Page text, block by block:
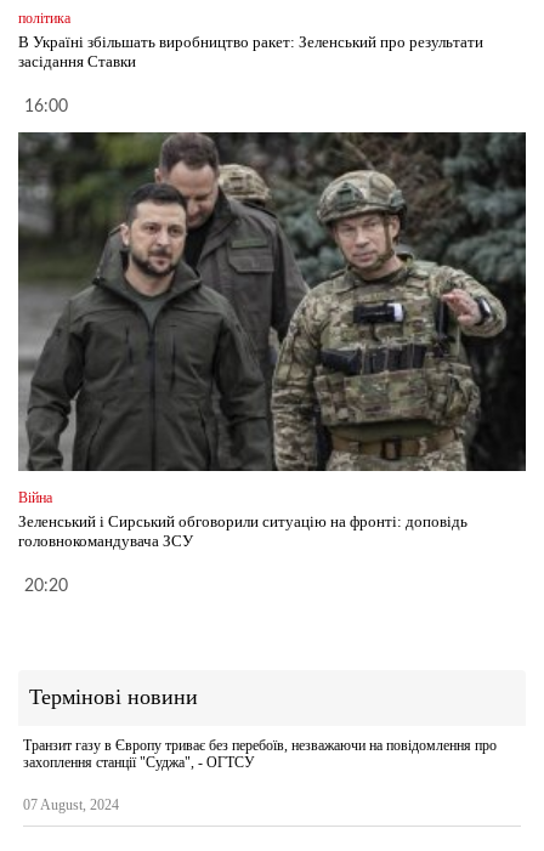
політика
В Україні збільшать виробництво ракет: Зеленський про результати
засідання Ставки
16:00
Війна
Зеленський і Сирський обговорили ситуацію на фронті: доповідь
головнокомандувача ЗСУ
20:20
Термінові новини
Транзит газу в Європу триває без перебоїв, незважаючи на повідомлення про
захоплення станції "Суджа", - ОГТСУ
07 August, 2024